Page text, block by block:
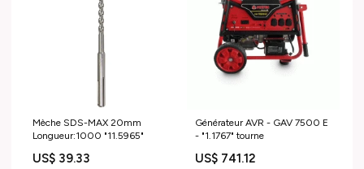
Mèche SDS-MAX 20mm
Longueur:1000 "11.5965"
US$ 39.33
Générateur AVR - GAV 7500 E
- "1.1767" tourne
US$ 741.12